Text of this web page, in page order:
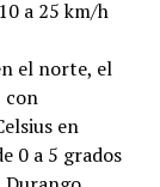
a 25 km/h
el norte, el
con
en
0 a 5 grados